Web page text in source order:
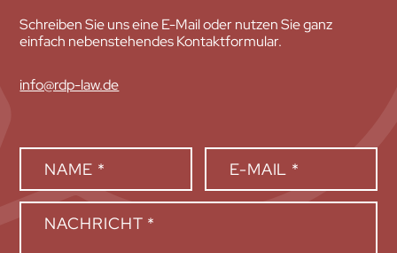
Schreiben Sie uns eine E-Mail oder nutzen Sie ganz
einfach nebenstehendes Kontaktformular.
info@rdp-law.de